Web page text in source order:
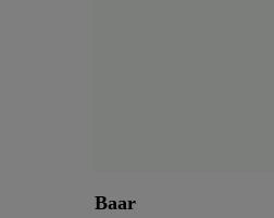
Baar